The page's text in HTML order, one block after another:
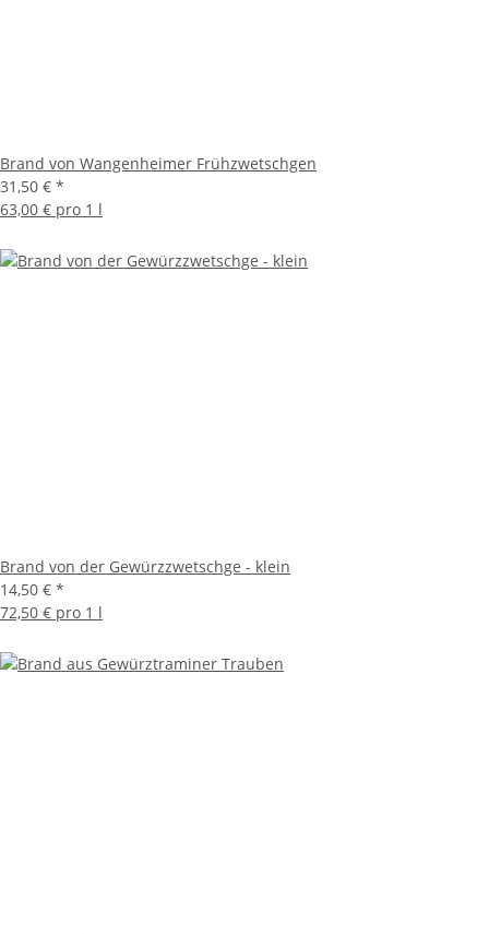
Brand von Wangenheimer Frühzwetschgen
31,50 € *
63,00 € pro 1 l
Brand von der Gewürzzwetschge - klein
14,50 € *
72,50 € pro 1 l